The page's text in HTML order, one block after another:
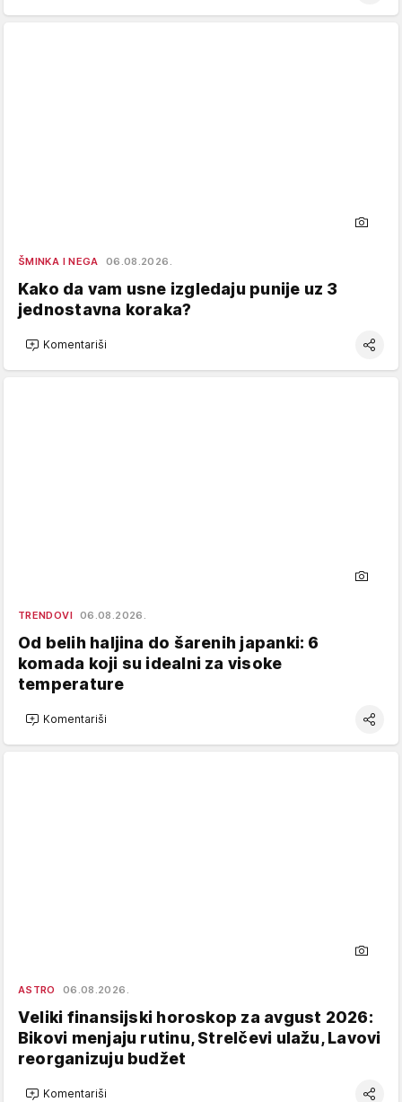
ŠMINKA I NEGA 06.08.2026.
Kako da vam usne izgledaju punije uz 3
jednostavna koraka?
Komentariši
TRENDOVI 06.08.2026.
Od belih haljina do šarenih japanki: 6
komada koji su idealni za visoke
temperature
Komentariši
ASTRO 06.08.2026.
Veliki finansijski horoskop za avgust 2026:
Bikovi menjaju rutinu, Strelčevi ulažu, Lavovi
reorganizuju budžet
Komentariši